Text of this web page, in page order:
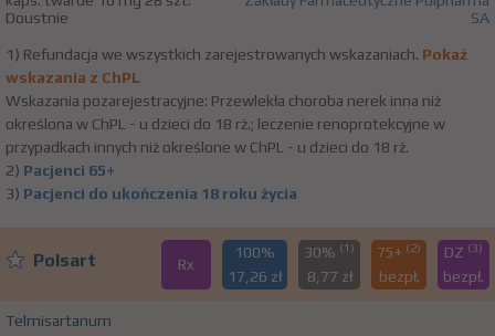
Doustnie
SA
1) Refundacja we wszystkich zarejestrowanych wskazaniach. Pokaż
wskazania z ChPL
Wskazania pozarejestracyjne: Przewlekła choroba nerek inna niż
określona w ChPL - u dzieci do 18 rż.; leczenie renoprotekcyjne w
przypadkach innych niż określone w ChPL - u dzieci do 18 rż.
2) Pacjenci 65+
3) Pacjenci do ukończenia 18 roku życia
Polsart Rx
100%
17,26 zł
30% (1)
8,77 zł
75+ (2)
bezpł.
DZ (3)
bezpł.
Telmisartanum